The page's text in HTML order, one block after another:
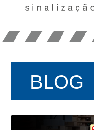
BLOG